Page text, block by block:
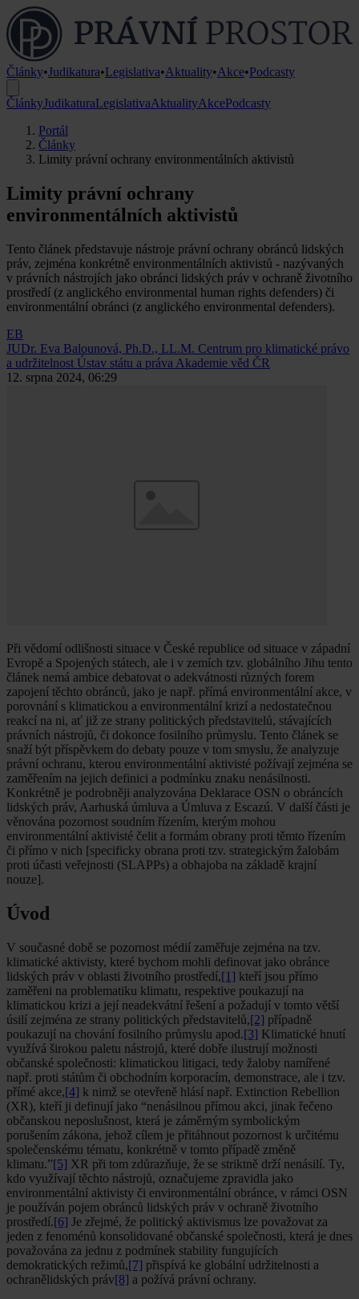
Články•Judikatura•Legislativa•Aktuality•Akce•Podcasty
ČlánkyJudikaturaLegislativaAktualityAkcePodcasty
Portál
Články
Limity právní ochrany environmentálních aktivistů
Limity právní ochrany
environmentálních aktivistů
Tento článek představuje nástroje právní ochrany obránců lidských
práv, zejména konkrétně environmentálních aktivistů - nazývaných
v právních nástrojích jako obránci lidských práv v ochraně životního
prostředí (z anglického environmental human rights defenders) či
environmentální obránci (z anglického environmental defenders).
EB
JUDr. Eva Balounová, Ph.D., LL.M. Centrum pro klimatické právo
a udržitelnost Ústav státu a práva Akademie věd ČR
12. srpna 2024, 06:29
Při vědomí odlišnosti situace v České republice od situace v západní
Evropě a Spojených státech, ale i v zemích tzv. globálního Jihu tento
článek nemá ambice debatovat o adekvátnosti různých forem
zapojení těchto obránců, jako je např. přímá environmentální akce, v
porovnání s klimatickou a environmentální krizí a nedostatečnou
reakcí na ni, ať již ze strany politických představitelů, stávajících
právních nástrojů, či dokonce fosilního průmyslu. Tento článek se
snaží být příspěvkem do debaty pouze v tom smyslu, že analyzuje
právní ochranu, kterou environmentální aktivisté požívají zejména se
zaměřením na jejich definici a podmínku znaku nenásilnosti.
Konkrétně je podrobněji analyzována Deklarace OSN o obráncích
lidských práv, Aarhuská úmluva a Úmluva z Escazú. V další části je
věnována pozornost soudním řízením, kterým mohou
environmentální aktivisté čelit a formám obrany proti těmto řízením
či přímo v nich [specificky obrana proti tzv. strategickým žalobám
proti účasti veřejnosti (SLAPPs) a obhajoba na základě krajní
nouze].
Úvod
V současné době se pozornost médií zaměřuje zejména na tzv.
klimatické aktivisty, které bychom mohli definovat jako obránce
lidských práv v oblasti životního prostředí,[1] kteří jsou přímo
zaměřeni na problematiku klimatu, respektive poukazují na
klimatickou krizi a její neadekvátní řešení a požadují v tomto větší
úsilí zejména ze strany politických představitelů,[2] případně
poukazují na chování fosilního průmyslu apod.[3] Klimatické hnutí
využívá širokou paletu nástrojů, které dobře ilustrují možnosti
občanské společnosti: klimatickou litigaci, tedy žaloby namířené
např. proti státům či obchodním korporacím, demonstrace, ale i tzv.
přímé akce,[4] k nimž se otevřeně hlásí např. Extinction Rebellion
(XR), kteří ji definují jako “nenásilnou přímou akci, jinak řečeno
občanskou neposlušnost, která je záměrným symbolickým
porušením zákona, jehož cílem je přitáhnout pozornost k určitému
společenskému tématu, konkrétně v tomto případě změně
klimatu.”[5] XR při tom zdůrazňuje, že se striktně drží nenásilí. Ty,
kdo využívají těchto nástrojů, označujeme zpravidla jako
environmentální aktivisty či environmentální obránce, v rámci OSN
je používán pojem obránců lidských práv v ochraně životního
prostředí.[6] Je zřejmé, že politický aktivismus lze považovat za
jeden z fenoménů konsolidované občanské společnosti, která je dnes
považována za jednu z podmínek stability fungujících
demokratických režimů,[7] přispívá ke globální udržitelnosti a
ochranělidských práv[8] a požívá právní ochrany.